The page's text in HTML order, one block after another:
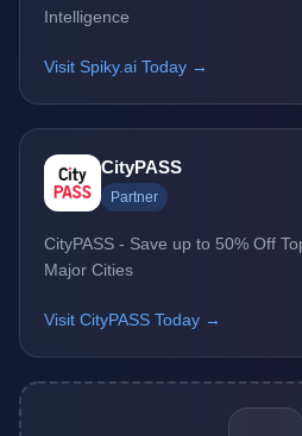
Intelligence
Visit Spiky.ai Today →
CityPASS
Partner
CityPASS - Save up to 50% Off
Major Cities
Visit CityPASS Today →